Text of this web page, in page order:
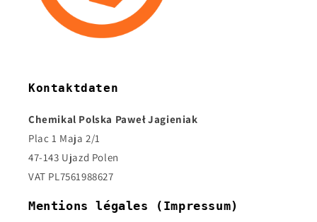
Kontaktdaten
Chemikal Polska Paweł Jagieniak
Plac 1 Maja 2/1
47-143 Ujazd Polen
VAT PL7561988627
Mentions légales (Impressum)